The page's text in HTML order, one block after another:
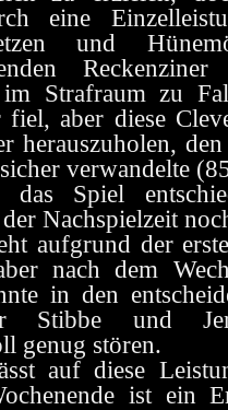
eine
und
Strafraum zu
aber diese
herauszuholen,
verwandelte
das Spiel
Nachspielzeit
aufgrund der
nach dem
in den
Stibbe und
genug stören.
auf diese
ist ein